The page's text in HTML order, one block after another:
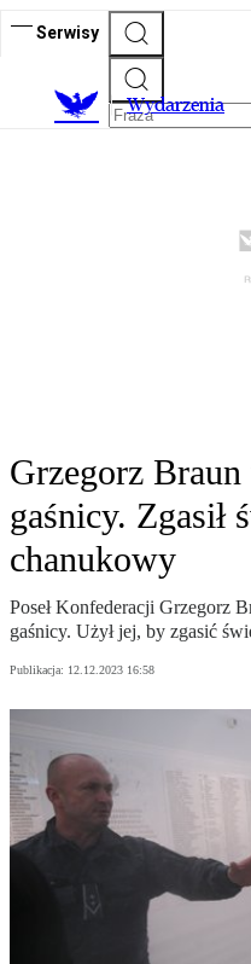
Serwisy
Wydarzenia
Grzegorz
gaśnicy. Zgasił
chanukowy
Poseł Konfederacji Grzegorz
gaśnicy. Użył jej, by zgasić
Publikacja: 12.12.2023 16:58